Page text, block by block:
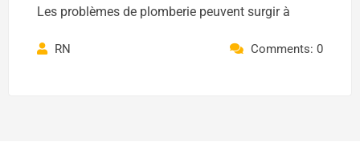
Les problèmes de plomberie peuvent surgir à
RN Comments: 0